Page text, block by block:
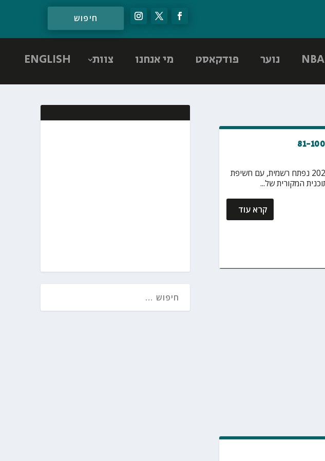
NBA נוער פודקאסט מי אנחנו צוות ENGLISH
דירוג ספורטס רבי לעונת 2025/26 נפתח רשמית, עם חשיפת
קרא עוד